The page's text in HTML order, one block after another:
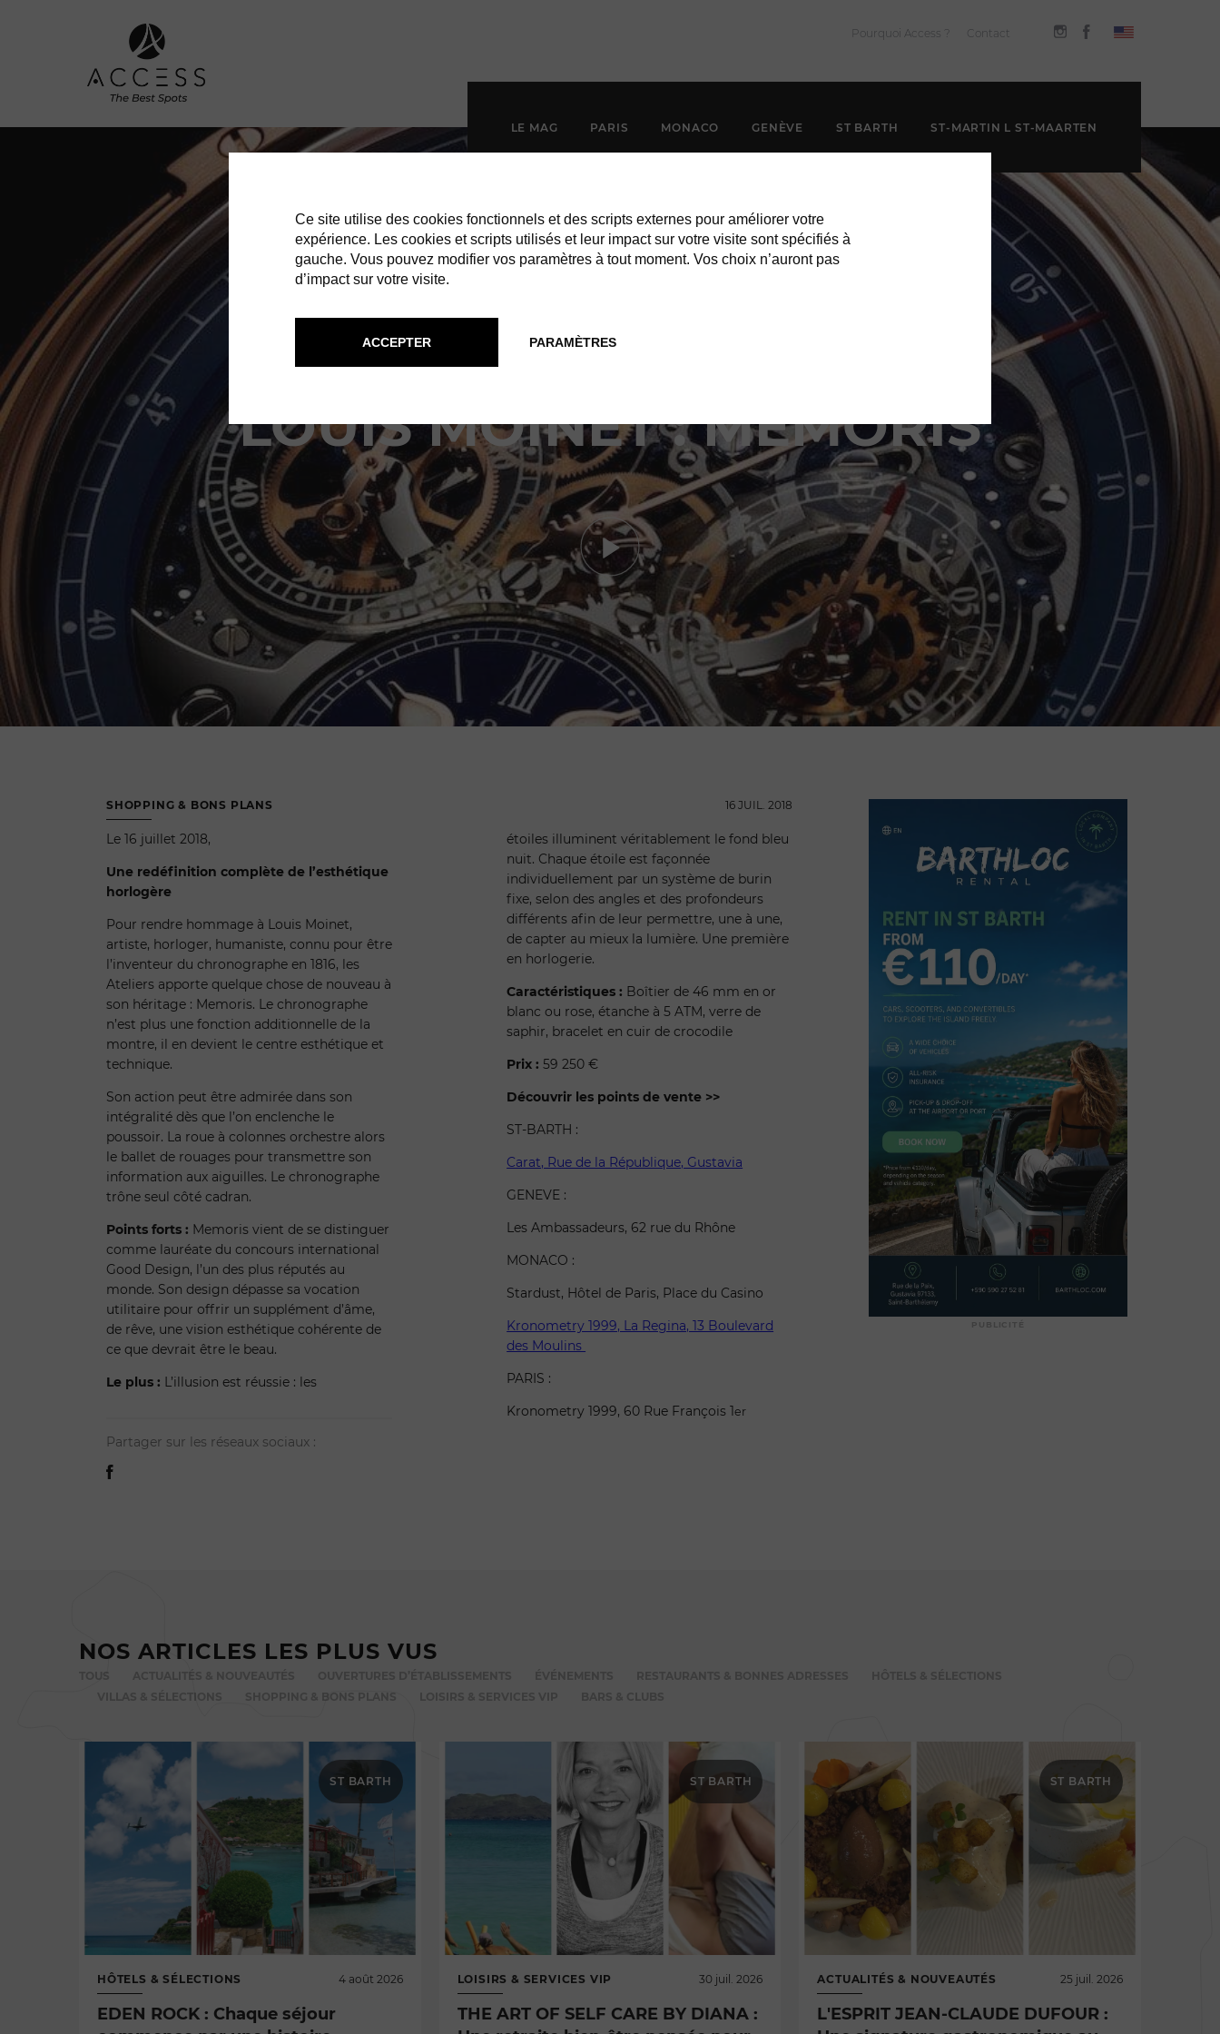
Pourquoi Access ? Contact
LE MAG PARIS MONACO GENÈVE ST BARTH ST-MARTIN L ST-MAARTEN
LOUIS MOINET : MEMORIS
SHOPPING & BONS PLANS 16 JUIL. 2018
Le 16 juillet 2018,
Une redéfinition complète de l’esthétique
horlogère
Pour rendre hommage à Louis Moinet,
artiste, horloger, humaniste, connu pour être
l’inventeur du chronographe en 1816, les
Ateliers apporte quelque chose de nouveau à
son héritage : Memoris. Le chronographe
n’est plus une fonction additionnelle de la
montre, il en devient le centre esthétique et
technique.
Son action peut être admirée dans son
intégralité dès que l’on enclenche le
poussoir. La roue à colonnes orchestre alors
le ballet de rouages pour transmettre son
information aux aiguilles. Le chronographe
trône seul côté cadran.
Points forts : Memoris vient de se distinguer
comme lauréate du concours international
Good Design, l’un des plus réputés au
monde. Son design dépasse sa vocation
utilitaire pour offrir un supplément d’âme,
de rêve, une vision esthétique cohérente de
ce que devrait être le beau.
Le plus : L’illusion est réussie : les
Partager sur les réseaux sociaux :
étoiles illuminent véritablement le fond bleu
nuit. Chaque étoile est façonnée
individuellement par un système de burin
fixe, selon des angles et des profondeurs
différents afin de leur permettre, une à une,
de capter au mieux la lumière. Une première
en horlogerie.
Caractéristiques : Boîtier de 46 mm en or
blanc ou rose, étanche à 5 ATM, verre de
saphir, bracelet en cuir de crocodile
Prix :59 250 €
Découvrir les points de vente >>
ST-BARTH :
Carat, Rue de la République, Gustavia
GENEVE :
Les Ambassadeurs, 62 rue du Rhône
MONACO :
Stardust, Hôtel de Paris, Place du Casino
Kronometry 1999, La Regina, 13 Boulevard
des Moulins
PARIS :
Kronometry 1999, 60 Rue François 1er
PUBLICITÉ
NOS ARTICLES LES PLUS VUS
TOUS ACTUALITÉS & NOUVEAUTÉS
VILLAS & SÉLECTIONS
SHOPPING & BONS PLANS
ST BARTH
HÔTELS & SÉLECTIONS 4 août 2026
EDEN ROCK : Chaque séjour
ST BARTH
LOISIRS & SERVICES VIP 30 juil. 2026
THE ART OF SELF CARE BY DIANA :
ST BARTH
ACTUALITÉS & NOUVEAUTÉS 25 juil. 2026
L'ESPRIT JEAN-CLAUDE DUFOUR :
Ce site utilise des cookies fonctionnels et des scripts externes pour améliorer votre
expérience. Les cookies et scripts utilisés et leur impact sur votre visite sont spécifiés à
gauche. Vous pouvez modifier vos paramètres à tout moment. Vos choix n’auront pas
d’impact sur votre visite.
PARAMÈTRES
ACCEPTER